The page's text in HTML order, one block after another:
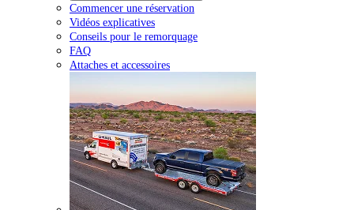
Commencer une réservation
Vidéos explicatives
Conseils pour le remorquage
FAQ
Attaches et accessoires